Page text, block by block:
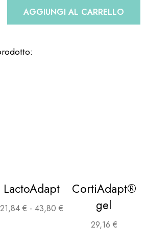
AGGIUNGI AL CARRELLO
LactoAdapt
21,84 € - 43,80 €
CortiAdapt®
gel
29,16 €